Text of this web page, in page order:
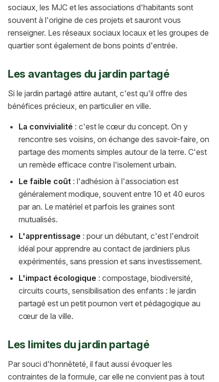
sociaux, les MJC et les associations d'habitants sont
souvent à l'origine de ces projets et sauront vous
renseigner. Les réseaux sociaux locaux et les groupes de
quartier sont également de bons points d'entrée.
Les avantages du jardin partagé
Si le jardin partagé attire autant, c'est qu'il offre des
bénéfices précieux, en particulier en ville.
La convivialité : c'est le cœur du concept. On y
rencontre ses voisins, on échange des savoir-faire, on
partage des moments simples autour de la terre. C'est
un remède efficace contre l'isolement urbain.
Le faible coût: l'adhésion à l'association est
généralement modique, souvent entre 10 et 40 euros
par an. Le matériel et parfois les graines sont
mutualisés.
L'apprentissage : pour un débutant, c'est l'endroit
idéal pour apprendre au contact de jardiniers plus
expérimentés, sans pression et sans investissement.
L'impact écologique : compostage, biodiversité,
circuits courts, sensibilisation des enfants : le jardin
partagé est un petit poumon vert et pédagogique au
cœur de la ville.
Les limites du jardin partagé
Par souci d'honnêteté, il faut aussi évoquer les
contraintes de la formule, car elle ne convient pas à tout